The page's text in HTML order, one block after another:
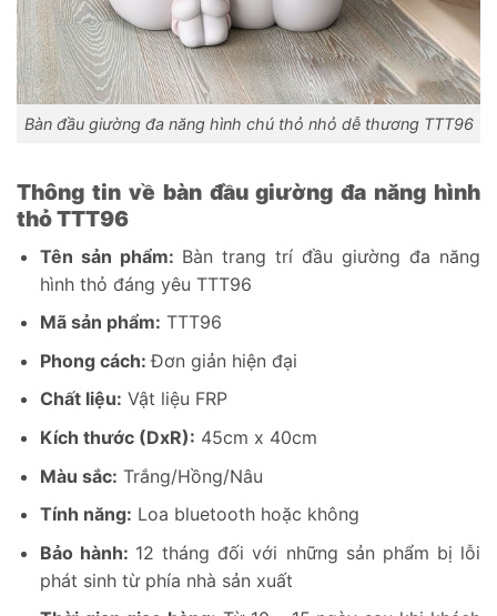
Bàn đầu giường đa năng hình chú thỏ nhỏ dễ thương TTT96
Thông tin về bàn đầu giường đa năng hình
thỏ TTT96
Tên sản phẩm: Bàn trang trí đầu giường đa năng
hình thỏ đáng yêu TTT96
Mã sản phẩm: TTT96
Phong cách:Đơn giản hiện đại
Chất liệu: Vật liệu FRP
Kích thước (DxR): 45cm x 40cm
Màu sắc: Trắng/Hồng/Nâu
Tính năng: Loa bluetooth hoặc không
Bảo hành: 12 tháng đối với những sản phẩm bị lỗi
phát sinh từ phía nhà sản xuất